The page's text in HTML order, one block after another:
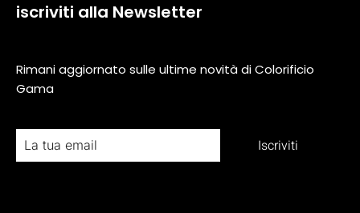
iscriviti alla Newsletter
Rimani aggiornato sulle ultime novità di Colorificio
Gama